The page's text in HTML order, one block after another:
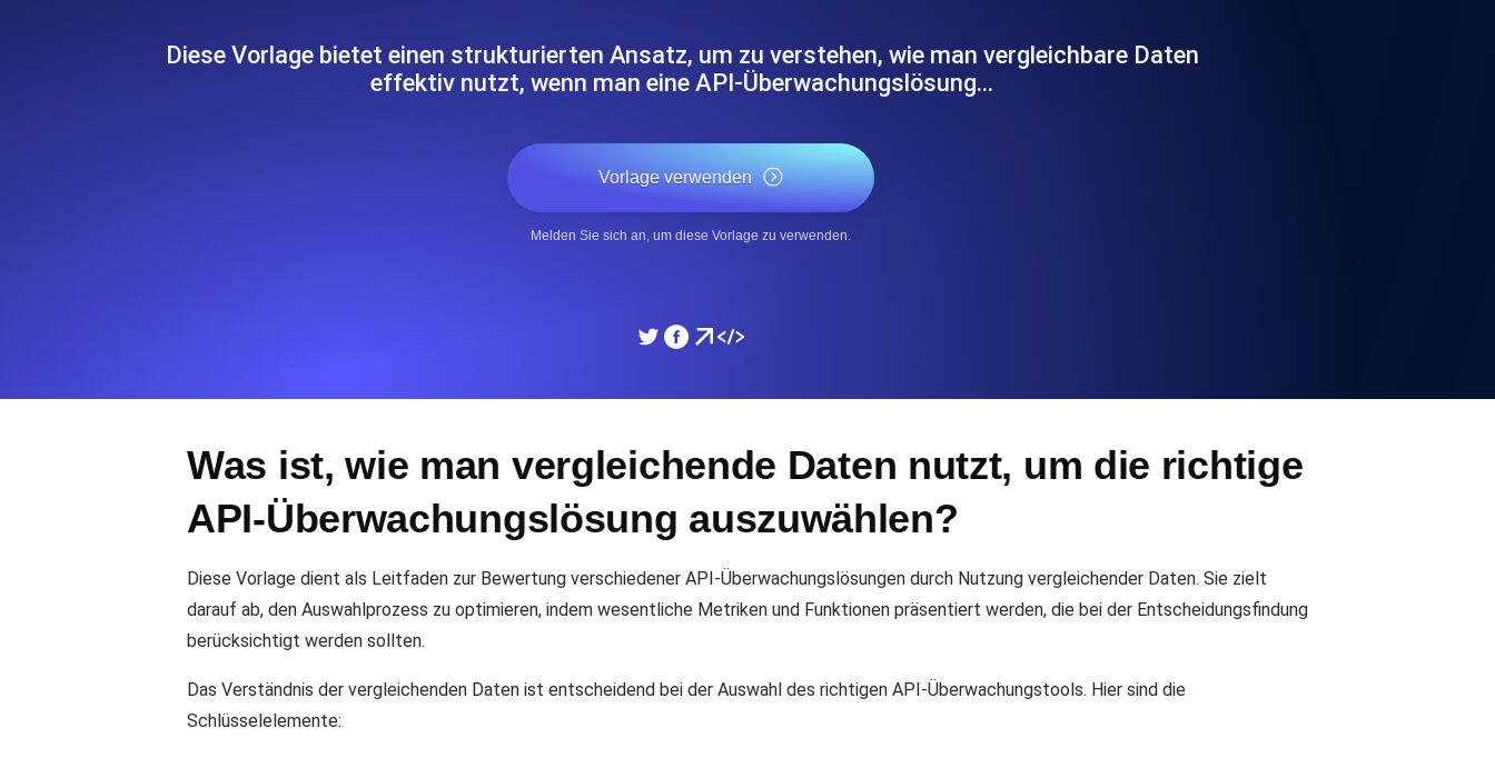
Uptime Monitoring für Websites und APIs. Kostenlos starten.
Automatische SSL-Zertifikats-Checks und Ablauf-Warnungen.
Kostenlos starten.
Heartbeat Monitoring für Cronjobs und geplante Tasks. Kostenlos
DNS Monitoring
DNS Monitoring mit Record-Checks und Alerts. Kostenlos starten.
Monitore als YAML, JS und MCP
Diese Vorlage bietet einen strukturierten Ansatz, um zu verstehen, wie man vergleichbare Daten
effektiv nutzt, wenn man eine API-Überwachungslösung…
Vorlage verwenden
Melden Sie sich an, um diese Vorlage zu verwenden.
Was ist, wie man vergleichende Daten nutzt, um die richtige
API-Überwachungslösung auszuwählen?
Diese Vorlage dient als Leitfaden zur Bewertung verschiedener API-Überwachungslösungen durch Nutzung vergleichender Daten. Sie zielt
darauf ab, den Auswahlprozess zu optimieren, indem wesentliche Metriken und Funktionen präsentiert werden, die bei der Entscheidungsfindung
berücksichtigt werden sollten.
Das Verständnis der vergleichenden Daten ist entscheidend bei der Auswahl des richtigen API-Überwachungstools. Hier sind die
Schlüsselelemente: